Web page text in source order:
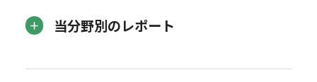
当分野別のレポート